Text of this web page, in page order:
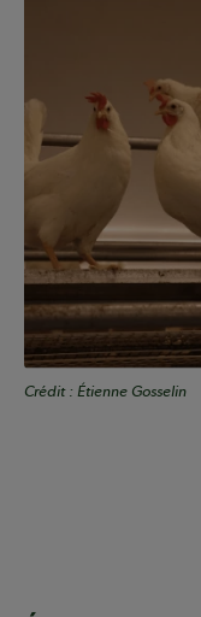
Crédit : Étienne Gosselin